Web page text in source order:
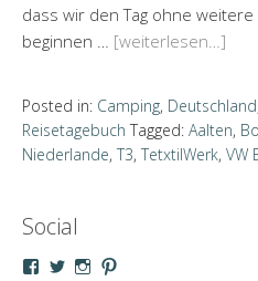
dass wir den Tag ohne
beginnen … [weiterlesen…]
Posted in: Camping, Deutschland
Reisetagebuch Tagged: Aalten,
Niederlande, T3, TetxtilWerk, VW
Social
ProfilProfilProfilProfil